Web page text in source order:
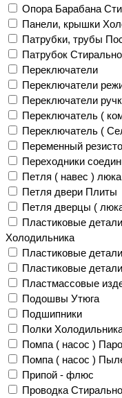
Опора Барабана
Панели, крышки
Патрубки, трубы
Патрубок
Переключатели
Переключатели
Переключатели
Переключатель (
Переключатель (
Переменный
Переходники
Петля ( навес )
Петля двери Плиты
Петля дверцы (
Пластиковые
Холодильника
Пластиковые
Пластиковые
Пластмассовые
Подошвы Утюга
Подшипники
Полки
Помпа ( насос )
Помпа ( насос )
Припой - флюс
Проводка